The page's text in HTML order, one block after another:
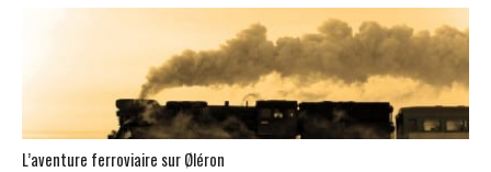
L’aventure ferroviaire sur Øléron